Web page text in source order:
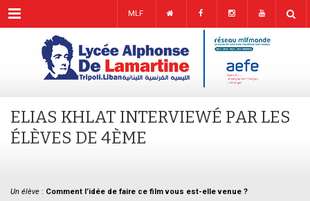
Menu MLF
ELIAS KHLAT INTERVIEWÉ PAR LES
ÉLÈVES DE 4ÈME
Un élève : Comment l’idée de faire ce film vous est-elle venue ?